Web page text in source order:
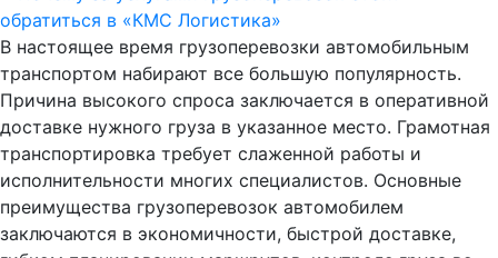
В настоящее время грузоперевозки автомобильным
транспортом набирают все большую популярность.
Причина высокого спроса заключается в оперативной
доставке нужного груза в указанное место. Грамотная
транспортировка требует слаженной работы и
исполнительности многих специалистов. Основные
преимущества грузоперевозок автомобилем
заключаются в экономичности, быстрой доставке,